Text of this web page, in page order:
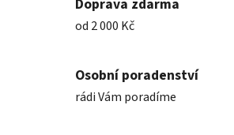
Doprava zdarma
od 2 000 Kč
Osobní poradenství
rádi Vám poradíme